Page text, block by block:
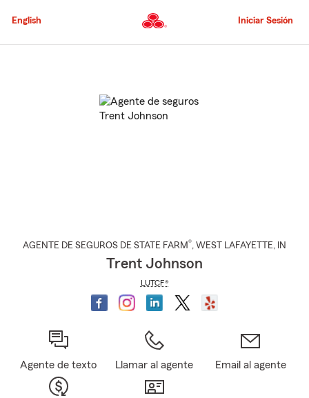
al
principal
English Iniciar Sesión
AGENTE DE SEGUROS DE STATE FARM®, WEST LAFAYETTE, IN
Trent Johnson
LUTCF®
Agente de texto Llamar al agente Email al agente